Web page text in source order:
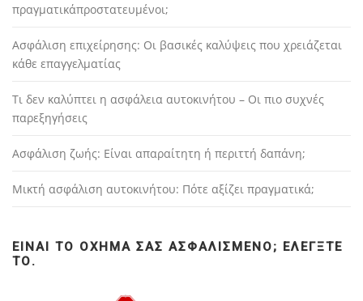
πραγματικάπροστατευμένοι;
Ασφάλιση επιχείρησης: Οι βασικές καλύψεις που χρειάζεται
κάθε επαγγελματίας
Τι δεν καλύπτει η ασφάλεια αυτοκινήτου – Οι πιο συχνές
παρεξηγήσεις
Ασφάλιση ζωής: Είναι απαραίτητη ή περιττή δαπάνη;
Μικτή ασφάλιση αυτοκινήτου: Πότε αξίζει πραγματικά;
ΕΊΝΑΙ ΤΟ ΌΧΗΜΆ ΣΑΣ ΑΣΦΑΛΙΣΜΈΝΟ; ΕΛΈΓΞΤΕ
ΤΟ.